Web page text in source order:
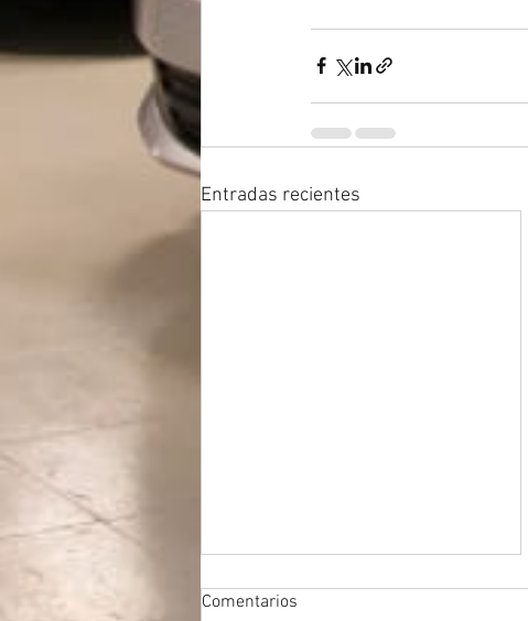
Entradas recientes
Comentarios